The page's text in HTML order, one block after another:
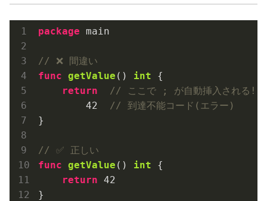
package main
// ❌ 間違い
func getValue () int {
return
// ここで ; が自動挿入される!
42
// 到達不能コード(エラー)
}
// ✅ 正しい
func getValue () int {
return 42
}